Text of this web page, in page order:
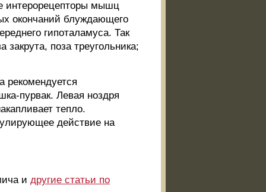
интерорецепторы мышц
окончаний блуждающего
гипоталамуса. Так
поза треугольника;
рекомендуется
пурвак. Левая ноздря
тепло.
действие на
и другие статьи по